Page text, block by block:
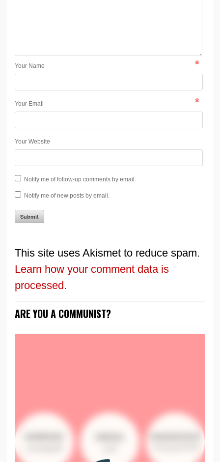
Your Name *
Your Email *
Your Website
Notify me of follow-up comments by email.
Notify me of new posts by email.
This site uses Akismet to reduce spam.
Learn how your comment data is
processed.
ARE YOU A COMMUNIST?